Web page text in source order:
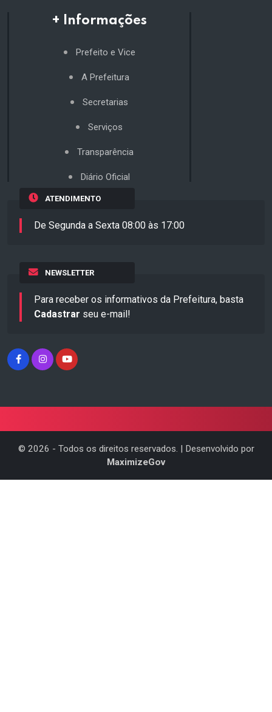
+ Informações
Prefeito e Vice
A Prefeitura
Secretarias
Serviços
Transparência
Diário Oficial
ATENDIMENTO
De Segunda a Sexta 08:00 às 17:00
NEWSLETTER
Para receber os informativos da Prefeitura, basta
Cadastrar seu e-mail!
© 2026 - Todos os direitos reservados. | Desenvolvido por
MaximizeGov